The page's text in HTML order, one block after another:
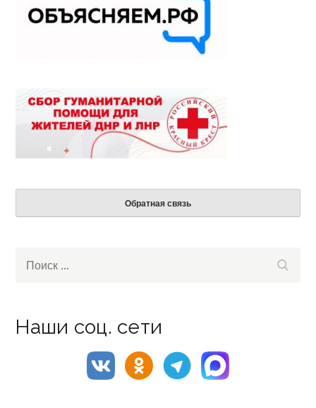
Обратная связь
Наши соц. сети